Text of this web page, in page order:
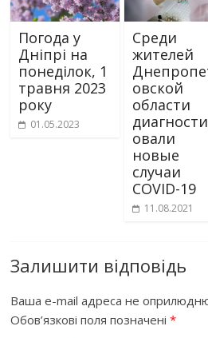
Погода у
Дніпрі на
понеділок, 1
травня 2023
року
01.05.2023
Среди
жителей
овской
области
овали
новые
случаи
COVID-19
11.08.2021
Залишити відповідь
Ваша e-mail адреса не
Обов’язкові поля позначені*